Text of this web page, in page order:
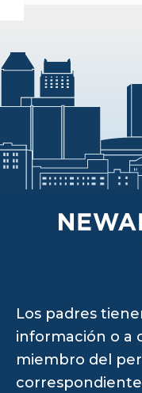
Los padres
información o a
miembro del